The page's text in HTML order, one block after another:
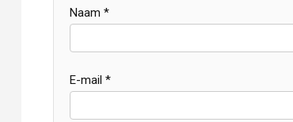
Naam *
E-mail *